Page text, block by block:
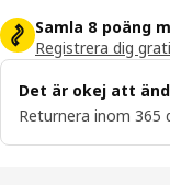
Samla 8 poäng
Registrera dig
Det är okej att
Returnera inom 365